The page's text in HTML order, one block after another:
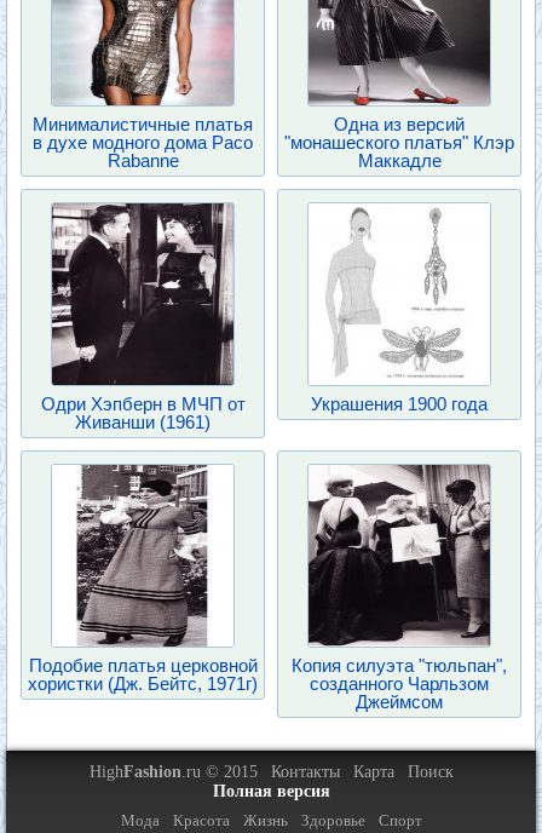
Минималистичные платья
в духе модного дома Paco
Rabanne
Одна из версий
"монашеского платья" Клэр
Маккадле
Одри Хэпберн в МЧП от
Живанши (1961)
Украшения 1900 года
Подобие платья церковной
хористки (Дж. Бейтс, 1971г)
Копия силуэта "тюльпан",
созданного Чарльзом
Джеймсом
HighFashion.ru © 2015 Контакты Карта
Поиск
Полная версия
Мода
Красота Жизнь Здоровье Спорт